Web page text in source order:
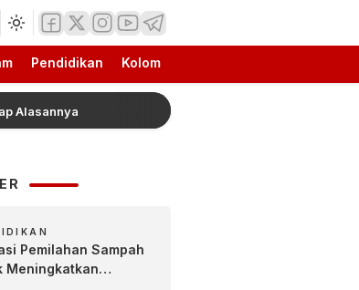
Pendidikan Kolom
Mengenal Lebih Dekat Jajanan
Pemilahan Sampah
Meningkatkan